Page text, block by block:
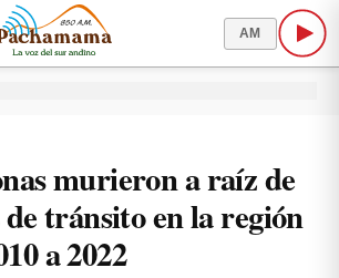
AM
murieron a raíz de
tránsito en la región
a 2022